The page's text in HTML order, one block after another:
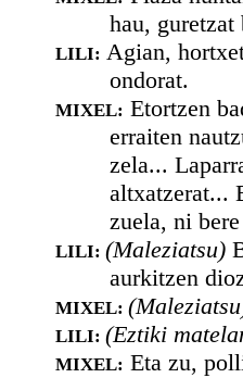
hau,
LILI: Agian,
ondorat.
MIXEL: Etortzen
erraiten
zela...
altxatzerat...
zuela, ni
LILI: (Maleziatsu)
aurkitzen
MIXEL:
LILI: (Eztiki
MIXEL: Eta zu,